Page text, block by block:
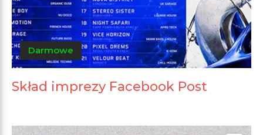
Darmowe
Skład imprezy Facebook Post